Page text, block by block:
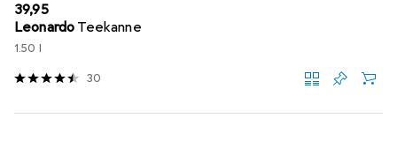
EUR
39,95
Leonardo Teekanne
1.50 l
30